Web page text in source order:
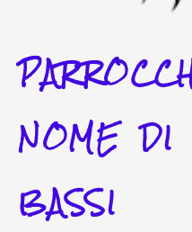
NOME DI
BASSI